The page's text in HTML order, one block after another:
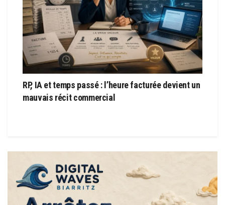
RP, IA et temps passé : l’heure facturée devient un
mauvais récit commercial